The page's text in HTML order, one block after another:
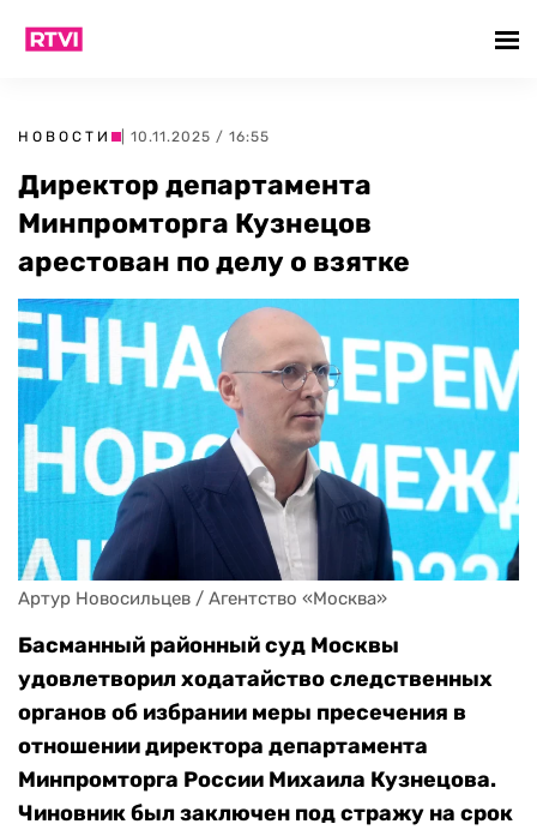
НОВОСТИ | 10.11.2025 / 16:55
Директор департамента
Минпромторга Кузнецов
арестован по делу о взятке
Артур Новосильцев / Агентство «Москва»
Басманный районный суд Москвы
удовлетворил ходатайство следственных
органов об избрании меры пресечения в
отношении директора департамента
Минпромторга России Михаила Кузнецова.
Чиновник был заключен под стражу на срок